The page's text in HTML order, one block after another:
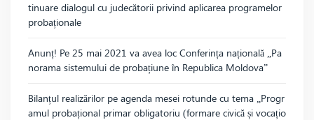
tinuare dialogul cu judecătorii privind aplicarea programelor
probaționale
Anunț! Pe 25 mai 2021 va avea loc Conferința națională „Pa
norama sistemului de probațiune în Republica Moldova”
Bilanțul realizărilor pe agenda mesei rotunde cu tema „Progr
amul probațional primar obligatoriu (formare civică și vocațio